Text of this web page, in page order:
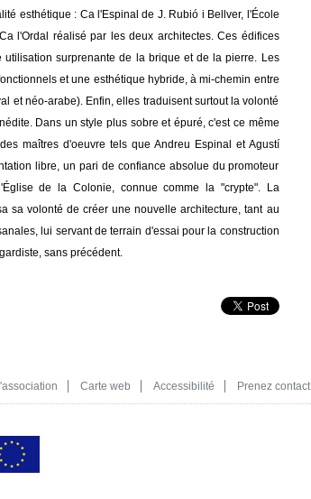
esthétique : Ca l'Espinal de J. Rubió i Bellver, l'École
l'Ordal réalisé par les deux architectes. Ces édifices
surprenante de la brique et de la pierre. Les
et une esthétique hybride, à mi-chemin entre
et néo-arabe). Enfin, elles traduisent surtout la volonté
Dans un style plus sobre et épuré, c'est ce même
maîtres d'oeuvre tels que Andreu Espinal et Agustí
libre, un pari de confiance absolue du promoteur
de la Colonie, connue comme la "crypte". La
sa volonté de créer une nouvelle architecture, tant au
lui servant de terrain d'essai pour la construction
sans précédent.
Carte web Accessibilité Prenez contact